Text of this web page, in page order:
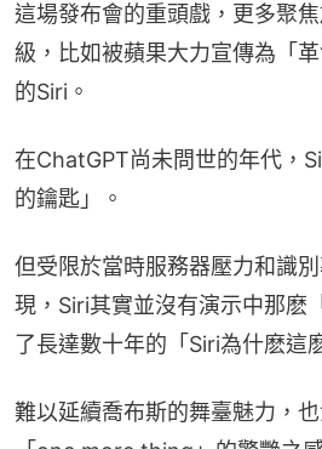
這場發布會的重頭戲，更多聚
級，比如被蘋果大力宣傳為「革
的Siri。
在ChatGPT尚未問世的年代，
的鑰匙」。
但受限於當時服務器壓力和識
現，Siri其實並沒有演示中那麽
了長達數十年的「Siri為什麽這
難以延續喬布斯的舞臺魅力，